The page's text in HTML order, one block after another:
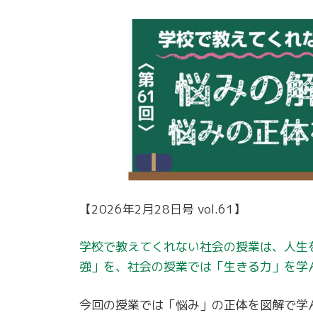
【2026年2月28日号 vol.61】
学校で教えてくれない社会の授業は、人
強」を、社会の授業では「生きる力」を学
今回の授業では「悩み」の正体を図解で学